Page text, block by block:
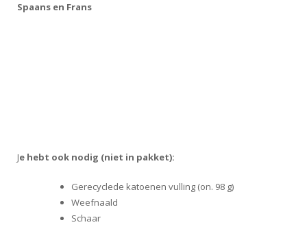
Spaans en Frans
Je hebt ook nodig (niet in pakket):
Gerecyclede katoenen vulling (on. 98 g)
Weefnaald
Schaar